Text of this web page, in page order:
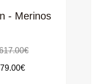
- Merinos
€
€